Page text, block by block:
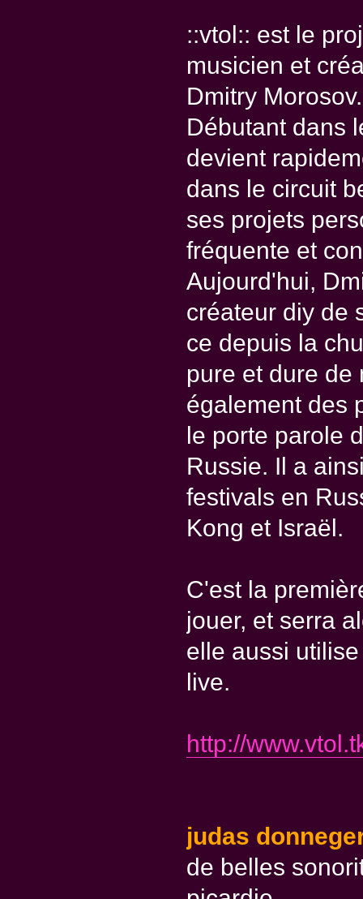
::vtol:: est le
musicien et
Dmitry Morosov.
Débutant dans
devient
dans le circuit
ses projets
fréquente et
Aujourd'hui,
créateur diy de
ce depuis la
pure et dure de
également des
le porte parole
Russie. Il a
festivals en
Kong et Israël.
C'est la
jouer, et serra
elle aussi
live.
http://
judas
de belles